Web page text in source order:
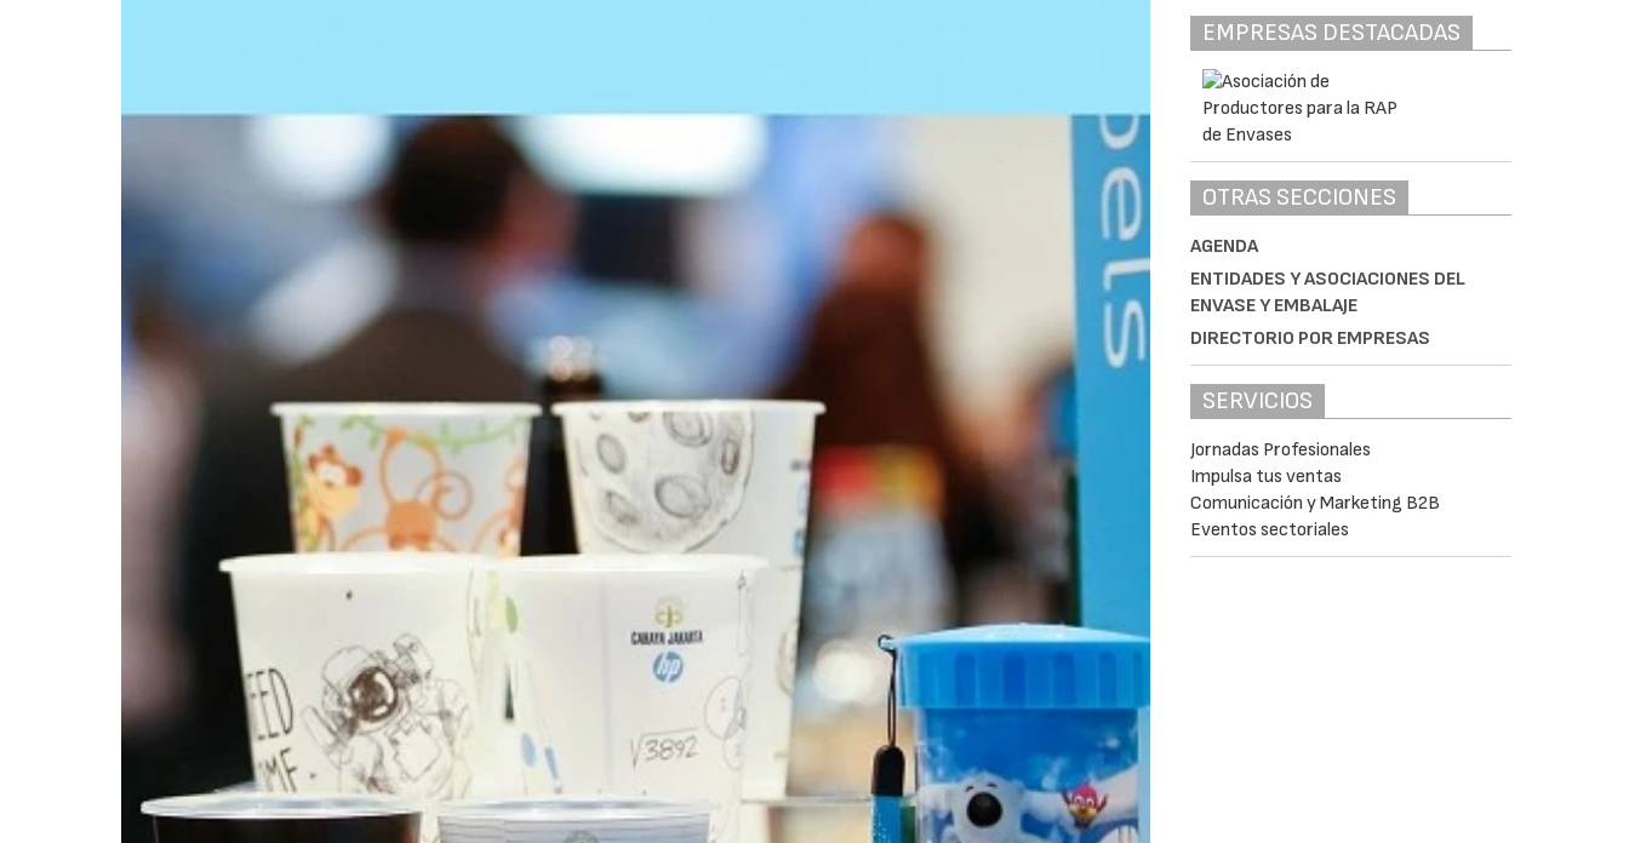
EMPRESAS DESTACADAS
OTRAS SECCIONES
AGENDA
ENTIDADES Y ASOCIACIONES DEL
ENVASE Y EMBALAJE
DIRECTORIO POR EMPRESAS
SERVICIOS
Jornadas Profesionales
Impulsa tus ventas
Comunicación y Marketing B2B
Eventos sectoriales